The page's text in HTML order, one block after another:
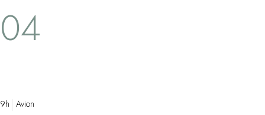
04
9h Avion